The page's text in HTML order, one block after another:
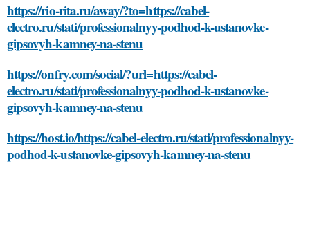
https://rio-rita.ru/away/?to=https://cabel-
electro.ru/stati/professionalnyy-podhod-k-ustanovke-
gipsovyh-kamney-na-stenu
https://onfry.com/social/?url=https://cabel-
electro.ru/stati/professionalnyy-podhod-k-ustanovke-
gipsovyh-kamney-na-stenu
https://host.io/https://cabel-electro.ru/stati/professionalnyy-
podhod-k-ustanovke-gipsovyh-kamney-na-stenu